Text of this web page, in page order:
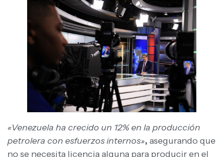
«Venezuela ha crecido un 12% en la producción
petrolera con esfuerzos internos», asegurando que
no se necesita licencia alguna para producir en el